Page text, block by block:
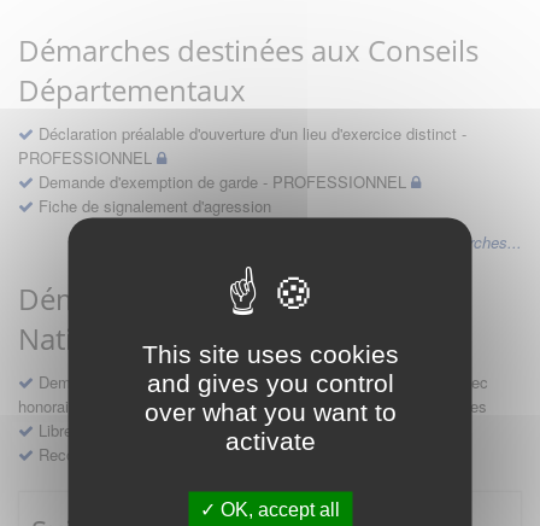
This site uses cookies
and gives you control
over what you want to
activate
OK, accept all
Démarches destinées aux Conseils
Départementaux
Déclaration préalable d'ouverture d'un lieu d'exercice distinct -
PROFESSIONNEL
Demande d'exemption de garde - PROFESSIONNEL
Fiche de signalement d'agression
Voir les autres démarches...
Démarches destinées au Conseil
National
Demande d'avis en hospitalité, en études, des conventions avec
honoraires et des demandes diverses formulées par les entreprises
Libre prestation de services
Recours